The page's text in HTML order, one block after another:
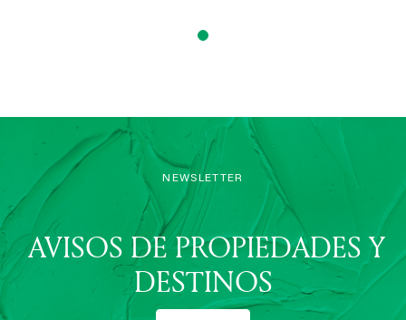
NEWSLETTER
AVISOS DE PROPIEDADES Y
DESTINOS